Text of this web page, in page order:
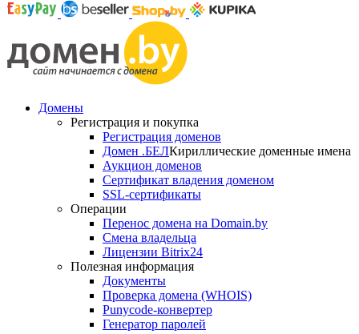
Домены
Регистрация и покупка
Регистрация доменов
Домен .БЕЛКириллические доменные имена
Аукцион доменов
Сертификат владения доменом
SSL-сертификаты
Операции
Перенос домена на Domain.by
Смена владельца
Лицензии Bitrix24
Полезная информация
Документы
Проверка домена (WHOIS)
Punycode-конвертер
Генератор паролей